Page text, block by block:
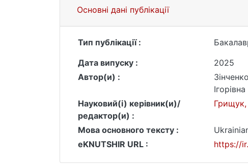
Основні дані публікації
Тип публікації :
Дата випуску :
2025
Автор(и) :
Ігорівна
Науковий(і) керівник(и)/
редактор(и) :
Грищук,
Мова основного тексту :
eKNUTSHIR URL :
https://